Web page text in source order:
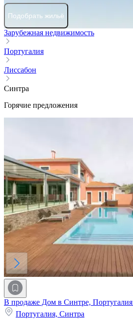
Подобрать жильё
Зарубежная недвижимость
Португалия
Лиссабон
Синтра
Горячие предложения
В продаже Дом в Синтре, Португалия
Португалия, Синтра